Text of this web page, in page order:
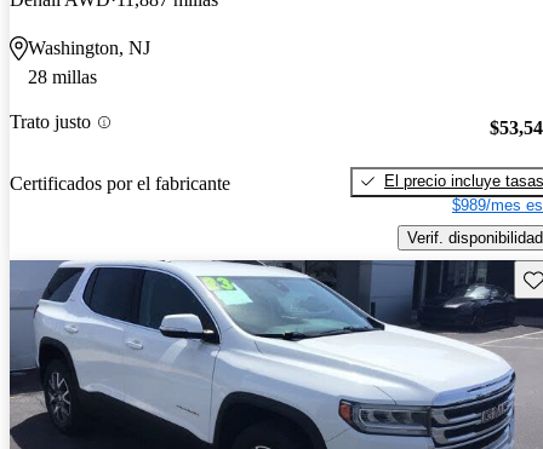
Washington, NJ
28 millas
Trato justo
Certificados por el fabricante
El precio incluye tasas
$989/mes
Verif. disponibilidad